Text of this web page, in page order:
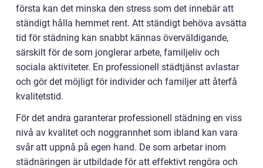
första kan det minska den stress som det innebär att
ständigt hålla hemmet rent. Att ständigt behöva avsätta
tid för städning kan snabbt kännas överväldigande,
särskilt för de som jonglerar arbete, familjeliv och
sociala aktiviteter. En professionell städtjänst avlastar
och gör det möjligt för individer och familjer att återfå
kvalitetstid.
För det andra garanterar professionell städning en viss
nivå av kvalitet och noggrannhet som ibland kan vara
svår att uppnå på egen hand. De som arbetar inom
städnäringen är utbildade för att effektivt rengöra och